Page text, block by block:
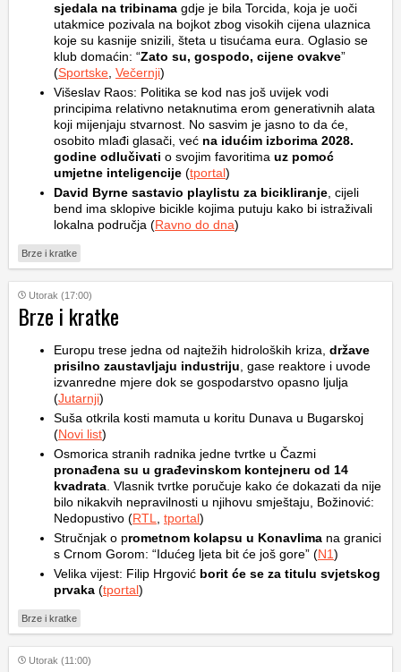
sjedala na tribinama gdje je bila Torcida, koja je uoči
utakmice pozivala na bojkot zbog visokih cijena ulaznica
koje su kasnije snizili, šteta u tisućama eura. Oglasio se
klub domaćin: “Zato su, gospodo, cijene ovakve”
(Sportske Večernji)
Višeslav Raos: Politika se kod nas još uvijek vodi
principima relativno netaknutima erom generativnih alata
koji mijenjaju stvarnost. No sasvim je jasno to da će,
osobito mlađi glasači, već na idućim izborima 2028.
godine odlučivati o svojim favoritima uz pomoć
umjetne inteligencije (tportal)
David Byrne sastavio playlistu za bicikliranje , cijeli
bend ima sklopive bicikle kojima putuju kako bi istraživali
lokalna područja (Ravno do dna)
Brze i kratke
Utorak (17:00)
Brze i kratke
Europu trese jedna od najtežih hidroloških kriza, države
prisilno zaustavljaju industriju , gase reaktore i uvode
izvanredne mjere dok se gospodarstvo opasno ljulja
(Jutarnji)
Suša otkrila kosti mamuta u koritu Dunava u Bugarskoj
(Novi list)
Osmorica stranih radnika jedne tvrtke u Čazmi
pronađena su u građevinskom kontejneru od 14
kvadrata . Vlasnik tvrtke poručuje kako će dokazati da nije
bilo nikakvih nepravilnosti u njihovu smještaju, Božinović:
Nedopustivo (RTL tportal)
Stručnjak o prometnom kolapsu u Konavlima na granici
s Crnom Gorom: “Idućeg ljeta bit će još gore” (N1)
Velika vijest: Filip Hrgović borit će se za titulu svjetskog
prvaka (tportal)
Brze i kratke
Utorak (11:00)